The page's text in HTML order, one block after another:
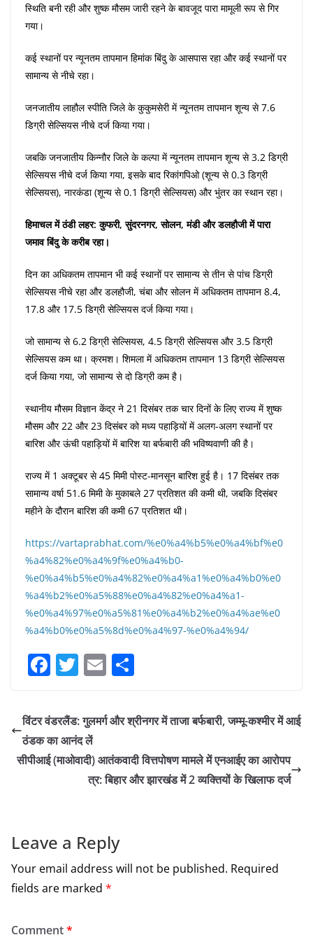
स्थिति बनी रही और शुष्क मौसम जारी रहने के बावजूद पारा मामूली रूप से गिर
गया।
कई स्थानों पर न्यूनतम तापमान हिमांक बिंदु के आसपास रहा और कई स्थानों पर
सामान्य से नीचे रहा।
जनजातीय लाहौल स्पीति जिले के कुकुमसेरी में न्यूनतम तापमान शून्य से 7.6
डिग्री सेल्सियस नीचे दर्ज किया गया।
जबकि जनजातीय किन्नौर जिले के कल्पा में न्यूनतम तापमान शून्य से 3.2 डिग्री
सेल्सियस नीचे दर्ज किया गया, इसके बाद रिकांगपिओ (शून्य से 0.3 डिग्री
सेल्सियस), नारकंडा (शून्य से 0.1 डिग्री सेल्सियस) और भुंतर का स्थान रहा।
हिमाचल में ठंडी लहर: कुफरी, सुंदरनगर, सोलन, मंडी और डलहौजी में पारा
जमाव बिंदु के करीब रहा।
दिन का अधिकतम तापमान भी कई स्थानों पर सामान्य से तीन से पांच डिग्री
सेल्सियस नीचे रहा और डलहौजी, चंबा और सोलन में अधिकतम तापमान 8.4,
17.8 और 17.5 डिग्री सेल्सियस दर्ज किया गया।
जो सामान्य से 6.2 डिग्री सेल्सियस, 4.5 डिग्री सेल्सियस और 3.5 डिग्री
सेल्सियस कम था। क्रमश। शिमला में अधिकतम तापमान 13 डिग्री सेल्सियस
दर्ज किया गया, जो सामान्य से दो डिग्री कम है।
स्थानीय मौसम विज्ञान केंद्र ने 21 दिसंबर तक चार दिनों के लिए राज्य में शुष्क
मौसम और 22 और 23 दिसंबर को मध्य पहाड़ियों में अलग-अलग स्थानों पर
बारिश और ऊंची पहाड़ियों में बारिश या बर्फबारी की भविष्यवाणी की है।
राज्य में 1 अक्टूबर से 45 मिमी पोस्ट-मानसून बारिश हुई है। 17 दिसंबर तक
सामान्य वर्षा 51.6 मिमी के मुकाबले 27 प्रतिशत की कमी थी, जबकि दिसंबर
महीने के दौरान बारिश की कमी 67 प्रतिशत थी।
https://vartaprabhat.com/%e0%a4%b5%e0%a4%bf%e0
%a4%82%e0%a4%9f%e0%a4%b0-
%e0%a4%b5%e0%a4%82%e0%a4%a1%e0%a4%b0%e0
%a4%b2%e0%a5%88%e0%a4%82%e0%a4%a1-
%e0%a4%97%e0%a5%81%e0%a4%b2%e0%a4%ae%e0
%a4%b0%e0%a5%8d%e0%a4%97-%e0%a4%94/
F
c
e
b
o
T
itt
er
E
ai
l
ar
e
विंटर वंडरलैंड: गुलमर्ग और श्रीनगर में ताजा बर्फबारी, जम्मू-कश्मीर में आई
ठंडक का आनंद लें
सीपीआई (माओवादी) आतंकवादी वित्तपोषण मामले में एनआईए का आरोपप
त्र: बिहार और झारखंड में 2 व्यक्तियों के खिलाफ दर्ज
Leave a Reply
Your email address will not be published. Required
fields are marked *
Comment*